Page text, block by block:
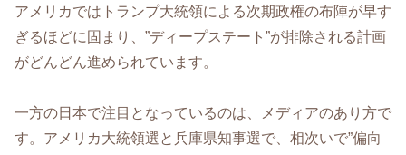
アメリカではトランプ大統領による次期政権の布陣が早す
ぎるほどに固まり、”ディープステート”が排除される計画
がどんどん進められています。
一方の日本で注目となっているのは、メディアのあり方で
す。アメリカ大統領選と兵庫県知事選で、相次いで”偏向